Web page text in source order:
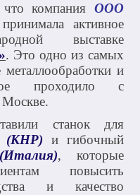
компания ООО
принимала активное
выставке
. Это одно из самых
и
проходило с
станок для
(КНР) и гибочный
, которые
повысить
и качество